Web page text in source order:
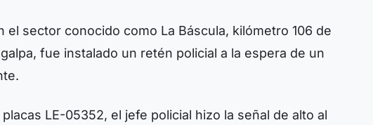
el sector conocido como La Báscula, kilómetro 106 de
fue instalado un retén policial a la espera de un
LE-05352, el jefe policial hizo la señal de alto al